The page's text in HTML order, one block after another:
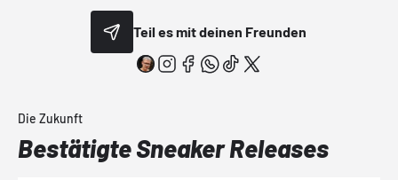
Teil es mit deinen Freunden
Die Zukunft
Bestätigte Sneaker Releases